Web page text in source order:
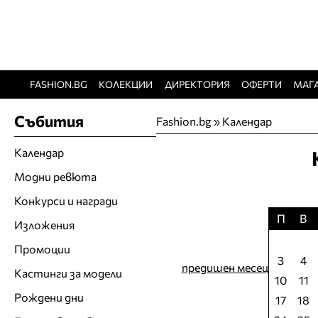
FASHION.BG КОЛЕКЦИИ ДИРЕКТОРИЯ ОФЕРТИ
Fashion.bg» Календар
предишен месец
П
В
3
4
10
11
17
18
Събития
Календар
Модни ревюта
Конкурси и награди
Изложения
Промоции
Кастинги за модели
Рождени дни